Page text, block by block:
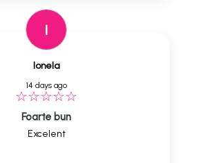
I
Ionela
14 days ago
Foarte bun
Excelent